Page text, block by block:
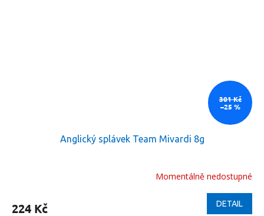
301 Kč
–25 %
Anglický splávek Team Mivardi 8g
Momentálně nedostupné
224 Kč DETAIL